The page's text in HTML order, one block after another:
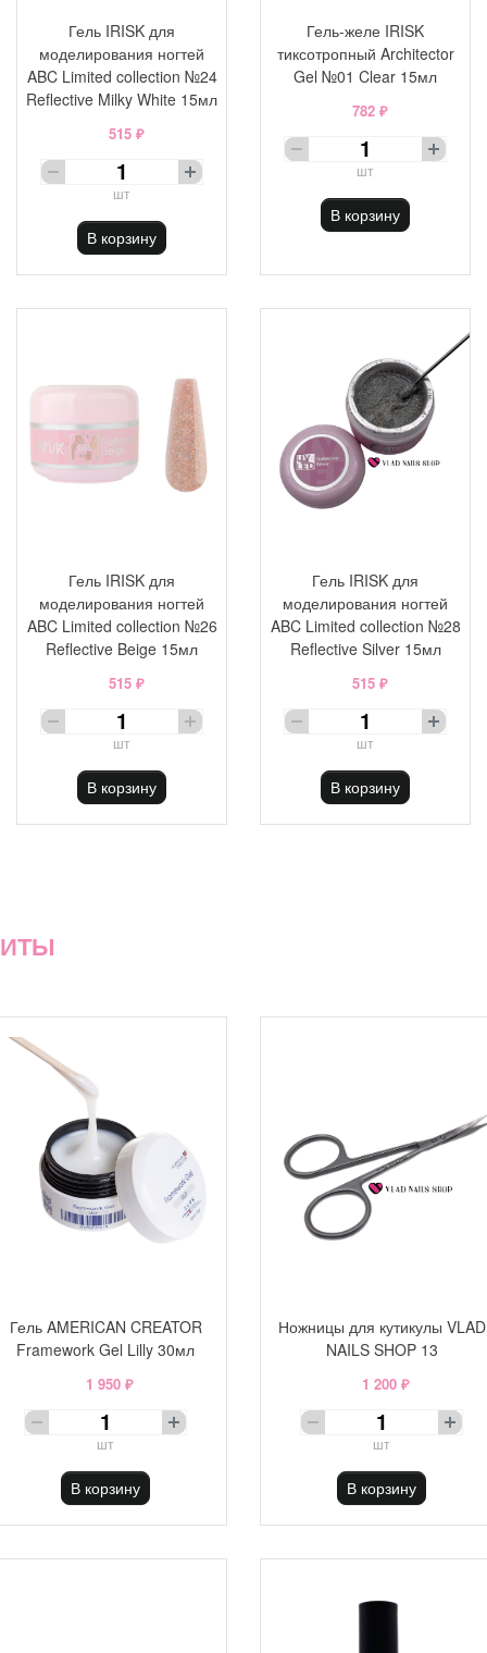
Гель IRISK для
моделирования ногтей
ABC Limited collection №24
Reflective Milky White 15мл
515 ₽
шт
В корзину
Гель-желе IRISK
тиксотропный Architector
Gel №01 Clear 15мл
782 ₽
шт
В корзину
Гель IRISK для
моделирования ногтей
ABC Limited collection №26
Reflective Beige 15мл
515 ₽
шт
В корзину
Гель IRISK для
моделирования ногтей
ABC Limited collection №28
Reflective Silver 15мл
515 ₽
шт
В корзину
Гель AMERICAN CREATOR
Framework Gel Lilly 30мл
1 950 ₽
шт
В корзину
Ножницы для кутикулы VLAD
NAILS SHOP 13
1 200 ₽
шт
В корзину